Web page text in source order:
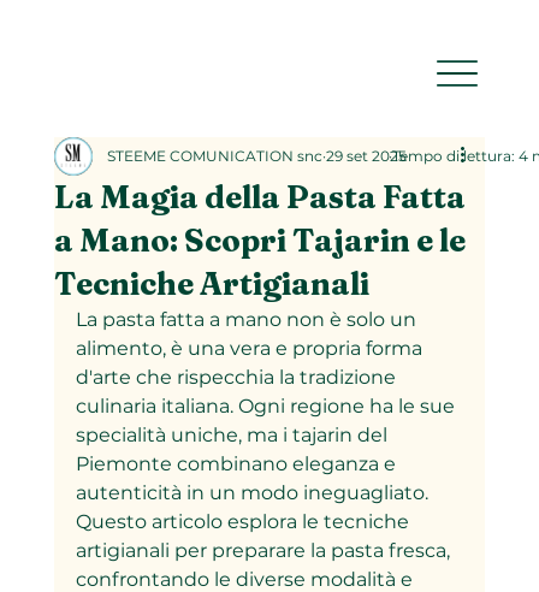
La Magia della Pasta Fatta
a Mano: Scopri Tajarin e le
Tecniche Artigianali
STEEME COMUNICATION snc 29 set 2025Tempo di lettura: 4
La pasta fatta a mano non è solo un
alimento, è una vera e propria forma
d'arte che rispecchia la tradizione
culinaria italiana. Ogni regione ha le sue
specialità uniche, ma i tajarin del
Piemonte combinano eleganza e
autenticità in un modo ineguagliato.
Questo articolo esplora le tecniche
artigianali per preparare la pasta fresca,
confrontando le diverse modalità e